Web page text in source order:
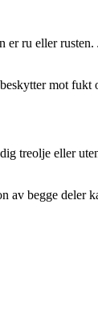
ru eller rusten.
mot fukt
treolje eller
begge deler